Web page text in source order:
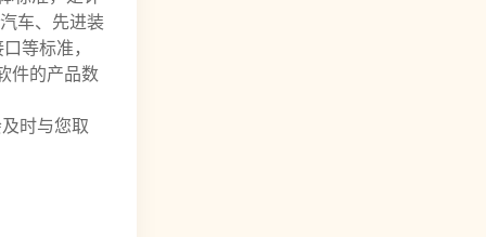
车、先进装
等标准，
件的产品数
时与您取